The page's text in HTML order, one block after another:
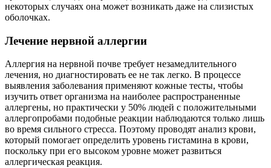
некоторых случаях она может возникать даже на слизистых
оболочках.
Лечение нервной аллергии
Аллергия на нервной почве требует незамедлительного
лечения, но диагностировать ее не так легко. В процессе
выявления заболевания применяют кожные тесты, чтобы
изучить ответ организма на наиболее распространенные
аллергены, но практически у 50% людей с положительными
аллергопробами подобные реакции наблюдаются только лишь
во время сильного стресса. Поэтому проводят анализ крови,
который помогает определить уровень гистамина в крови,
поскольку при его высоком уровне может развиться
аллергическая реакция.